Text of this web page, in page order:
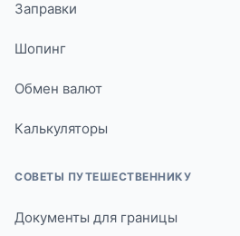
Заправки
Шопинг
Обмен валют
Калькуляторы
СОВЕТЫ ПУТЕШЕСТВЕННИКУ
Документы для границы